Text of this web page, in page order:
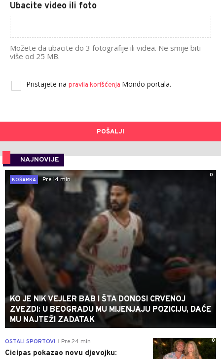
Ubacite video ili foto
Možete da ubacite do 3 fotografije ili videa. Ne smije biti
više od 25 MB.
Pristajete na pravila korišćenja Mondo portala.
POŠALJI
NAJNOVIJE
0
KOŠARKA
Pre 14 min
KO JE NIK VEJLER BAB I ŠTA DONOSI CRVENOJ
ZVEZDI: U BEOGRADU MU MIJENJAJU POZICIJU, DAĆE
MU NAJTEŽI ZADATAK
0
OSTALI SPORTOVI Pre 24 min
Cicipas pokazao novu djevojku: